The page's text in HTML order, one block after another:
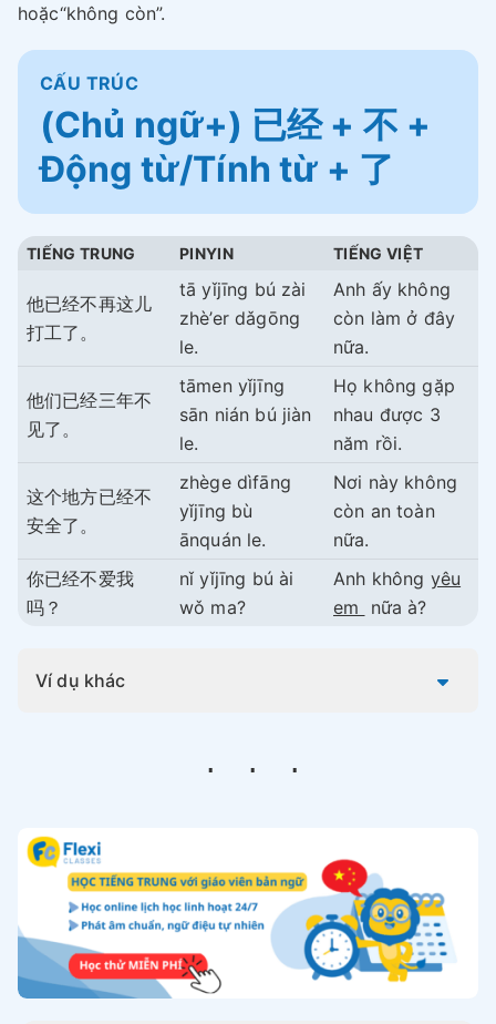
hoặc“không còn”.
CẤU TRÚC
(Chủ ngữ+) 已经 + 不 +
Động từ/Tính từ + 了
TIẾNG TRUNG PINYIN TIẾNG VIỆT
他已经不再这儿
打工了。
tā yǐjīng bú zài
zhè’er dǎgōng
le.
Anh ấy không
còn làm ở đây
nữa.
他们已经三年不
见了。
tāmen yǐjīng
sān nián bú jiàn
le.
Họ không gặp
nhau được 3
năm rồi.
这个地方已经不
安全了。
zhège dìfāng
yǐjīng bù
ānquán le.
Nơi này không
còn an toàn
nữa.
你已经不爱我
吗？
nǐ yǐjīng bú ài
wǒ ma?
Anh không yêu
em
nữa à?
Ví dụ khác